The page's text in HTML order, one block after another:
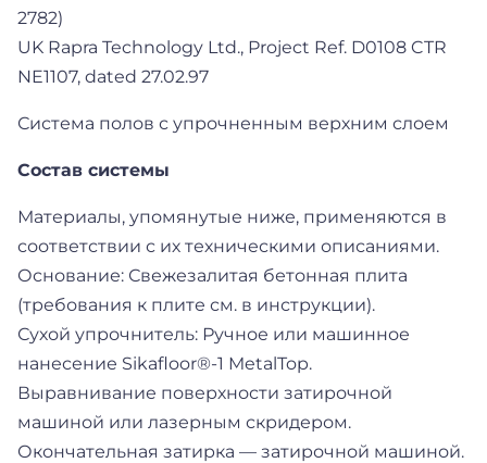
2782)
UK Rapra Technology Ltd., Project Ref. D0108 CTR
NE1107, dated 27.02.97
Система полов с упрочненным верхним слоем
Состав системы
Материалы, упомянутые ниже, применяются в
соответствии с их техническими описаниями.
Основание: Свежезалитая бетонная плита
(требования к плите см. в инструкции).
Сухой упрочнитель: Ручное или машинное
нанесение Sikafloor®-1 MetalTop.
Выравнивание поверхности затирочной
машиной или лазерным скридером.
Окончательная затирка — затирочной машиной.